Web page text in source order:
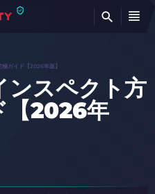
ガイド【2026年版】
ンスペクト方
【2026年